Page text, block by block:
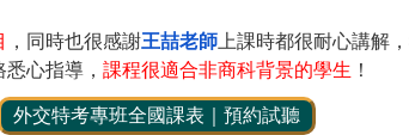
，同時也很感謝王喆老師 上課時都很耐心講解
心指導， 課程很適合非商科背景的學生 ！
外交特考專班全國課表｜預約試聽